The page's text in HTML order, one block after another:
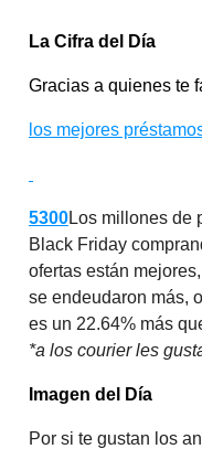
La Cifra del Día
Gracias a quienes te
los mejores
5300Los millones de
Black Friday
ofertas están
se endeudaron más,
es un 22.64% más
*a los courier les
Imagen del Día
Por si te gustan los